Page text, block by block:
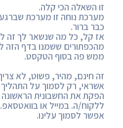
זו השאלה הכי קלה.
מערכת נוחה זו מערכת
כבר ברור.
אז קל, כל מה שנשאר לך זה
מהכפתורים ששמנו בדף
ממש פה בסוף הטקסט.
זה חינם, מהיר, פשוט, לא
אשראי, רק לסמוך על
הפקת את החשבונית
ללקוח/ה. במייל או בוואטסאפ.
אפשר לסמוך עלינו.